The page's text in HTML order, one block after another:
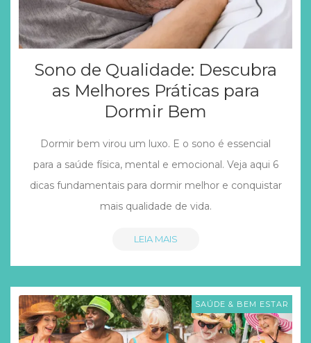
Sono de Qualidade: Descubra
as Melhores Práticas para
Dormir Bem
Dormir bem virou um luxo. E o sono é essencial
para a saúde física, mental e emocional. Veja aqui 6
dicas fundamentais para dormir melhor e conquistar
mais qualidade de vida.
LEIA MAIS
SAÚDE & BEM ESTAR